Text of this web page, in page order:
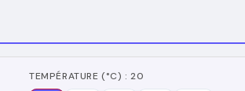
TEMPÉRATURE (°C) : 20